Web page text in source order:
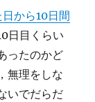
から10日間
日目くらい
ったのかど
無理をしな
いでだらだ